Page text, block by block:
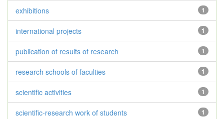
1
exhibitions
1
international projects
1
publication of results of research
1
research schools of faculties
1
scientific activities
1
scientific-research work of students